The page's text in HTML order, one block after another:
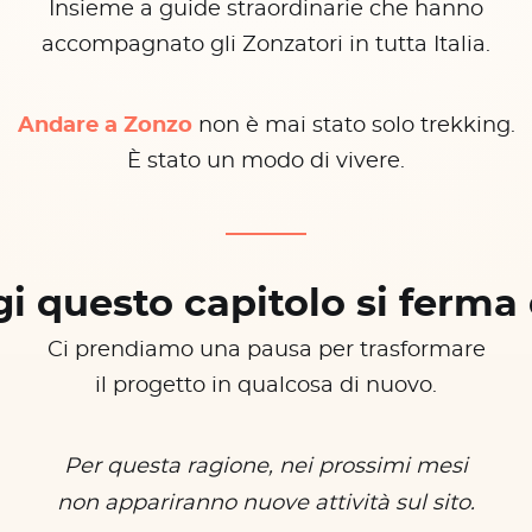
Insieme a guide straordinarie che hanno
accompagnato gli Zonzatori in tutta Italia.
Andare a Zonzonon è mai stato solo trekking.
È stato un modo di vivere.
questo capitolo si ferma
Ci prendiamo una pausa per trasformare
il progetto in qualcosa di nuovo.
Per questa ragione, nei prossimi mesi
non appariranno nuove attività sul sito.